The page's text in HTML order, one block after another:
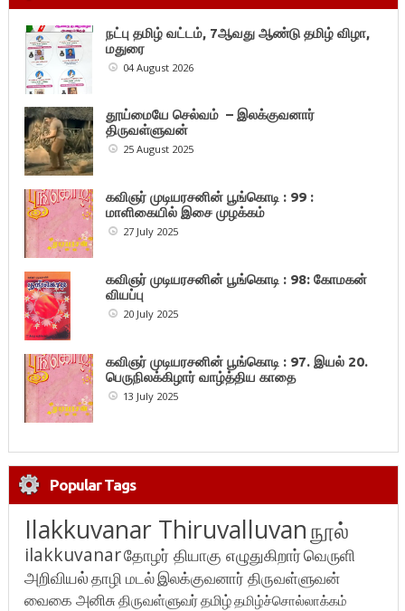
நட்பு தமிழ் வட்டம், 7ஆவது ஆண்டு தமிழ் விழா,
மதுரை
04 August 2026
தூய்மையே செல்வம் – இலக்குவனார்
திருவள்ளுவன்
25 August 2025
கவிஞர் முடியரசனின் பூங்கொடி : 99 :
மாளிகையில் இசை முழக்கம்
27 July 2025
கவிஞர் முடியரசனின் பூங்கொடி : 98: கோமகன்
வியப்பு
20 July 2025
கவிஞர் முடியரசனின் பூங்கொடி : 97. இயல் 20.
பெருநிலக்கிழார் வாழ்த்திய காதை
13 July 2025
Popular Tags
Ilakkuvanar Thiruvalluvanநூல்
ilakkuvanarதோழர் தியாகு எழுதுகிறார்வெருளி
அறிவியல்தாழி மடல்இலக்குவனார் திருவள்ளுவன்
வைகை அனிசுதிருவள்ளுவர்தமிழ்தமிழ்ச்சொல்லாக்கம்